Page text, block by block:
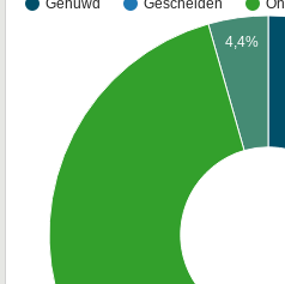
Gehuwd Gescheiden
4,4%